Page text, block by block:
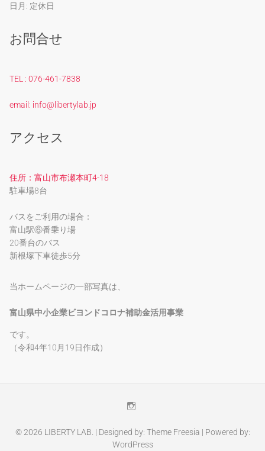
日月: 定休日
お問合せ
TEL : 076-461-7838
email: info@libertylab.jp
アクセス
住所：富山市布瀬本町4-18
駐車場8台
バスをご利用の場合：
富山駅⑥番乗り場
20番台のバス
新根塚下車徒歩5分
当ホームページの一部写真は、
富山県中小企業ビヨンドコロナ補助金活用事業
です。
（令和4年10月19日作成）
Instagram
© 2026 LIBERTY LAB. | Designed by: Theme Freesia | Powered by:
WordPress